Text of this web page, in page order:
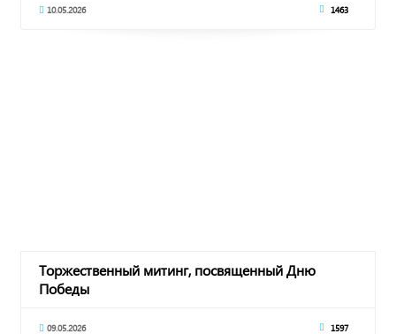
10.05.2026 1463
Торжественный митинг, посвященный Дню
Победы
09.05.2026 1597